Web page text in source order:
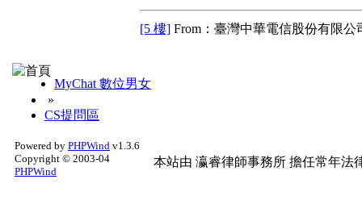
[5 樓] From：臺灣中華電信股份有限公
MyChat 數位男女
»
CS提問區
Powered by PHPWind v1.3.6
Copyright © 2003-04
PHPWind
本站由 瀛睿律師事務所 擔任常年法